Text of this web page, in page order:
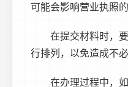
可能会影响营业执照
在提交材料时，
行排列，以免造成不
在办理过程中，